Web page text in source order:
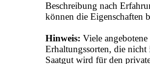
Beschreibung nach
können die Eigenschaften
Hinweis: Viele
Erhaltungssorten, die
Saatgut wird für den